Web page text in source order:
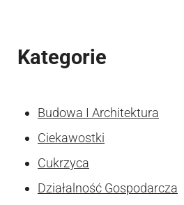
Kategorie
Budowa I Architektura
Ciekawostki
Cukrzyca
Działalność Gospodarcza